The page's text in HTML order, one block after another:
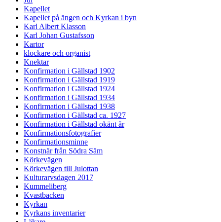
Kapellet
Kapellet på ängen och Kyrkan i byn
Karl Albert Klasson
Karl Johan Gustafsson
Kartor
klockare och organist
Knektar
Konfirmation i Gällstad 1902
Konfirmation i Gällstad 1919
Konfirmation i Gällstad 1924
Konfirmation i Gällstad 1934
Konfirmation i Gällstad 1938
Konfirmation i Gällstad ca. 1927
Konfirmation i Gällstad okänt år
Konfirmationsfotografier
Konfirmationsminne
Konstnär från Södra Säm
Körkevägen
Körkevägen till Julottan
Kulturarvsdagen 2017
Kummeliberg
Kvastbacken
Kyrkan
Kyrkans inventarier